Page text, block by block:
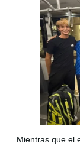
Mientras que el